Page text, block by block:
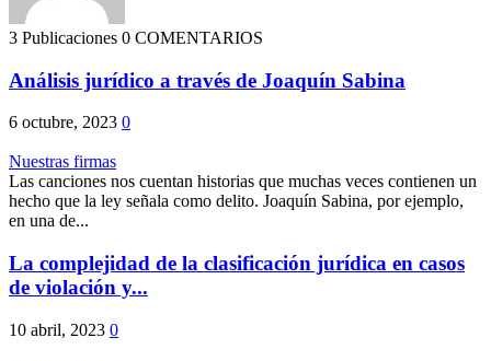
3 Publicaciones 0 COMENTARIOS
Análisis jurídico a través de Joaquín Sabina
6 octubre, 2023 0
Nuestras firmas
Las canciones nos cuentan historias que muchas veces contienen un
hecho que la ley señala como delito. Joaquín Sabina, por ejemplo,
en una de...
La complejidad de la clasificación jurídica en casos
de violación y...
10 abril, 2023 0